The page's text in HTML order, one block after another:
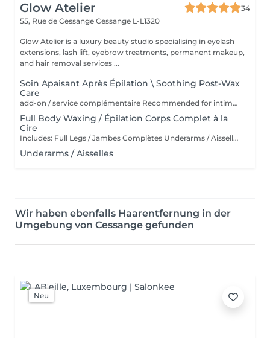
Glow Atelier
34
55, Rue de Cessange Cessange L-L1320
Glow Atelier is a luxury beauty studio specialising in eyelash
extensions, lash lift, eyebrow treatments, permanent makeup,
and hair removal services ...
Soin Apaisant Après Épilation \ Soothing Post-Wax
Care
add-on / service complémentaire Recommended for intimate areas, underarms and sensitive skin Recommandé pour le maillot, les aisselles et les peaux sensibles Service complémentaire à ajouter après une épilation à la cire. Idéal pour les peaux sensibles ou sujettes aux rougeurs. Application d'un masque apaisant et d'une poudre anti-stress pour calmer la peau, réduire l'inconfort et laisser la peau douce et protégée ______ Add-on service after waxing. Ideal for sensitive skin or skin prone to redness and irritation. Includes the application of a soothing mask and anti-stress powder to calm the skin, reduce discomfort, and leave it soft and protected.
Full Body Waxing / Épilation Corps Complet à la
Cire
Includes: Full Legs / Jambes Complètes Underarms / Aisselles Hollywood Bikini / Bikini Intégral Arms / Bras Includes a package discount. The discount is already included in the final price displayed. Please note: Eyebrow waxing and facial waxing are not included in the Full Body Waxing package and must be booked separately. Comprend une réduction forfaitaire déjà incluse dans le prix affiché. Veuillez noter : L'épilation des sourcils et du visage n'est pas incluse dans le forfait Épilation Corps Complet et doit être réservée séparément.
Underarms / Aisselles
Wir haben ebenfalls Haarentfernung in der
Umgebung von Cessange gefunden
Neu